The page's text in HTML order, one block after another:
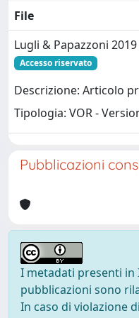
File
Lugli & Papazzoni
Accesso riservato
Descrizione: Articolo
Tipologia: VOR -
Pubblicazioni
I metadati presenti in
pubblicazioni sono
In caso di violazione